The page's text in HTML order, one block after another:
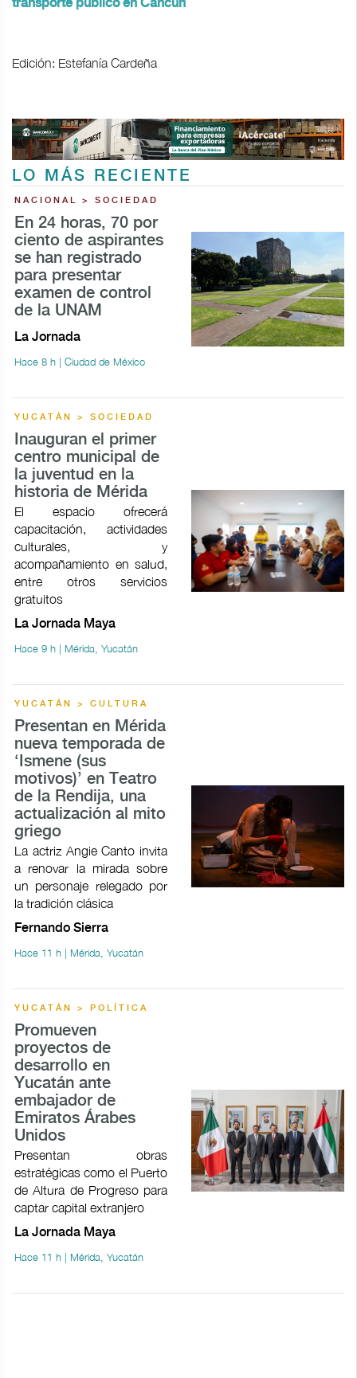
transporte público en Cancún
Edición: Estefanía Cardeña
LO MÁS RECIENTE
NACIONAL > SOCIEDAD
En 24 horas, 70 por
ciento de aspirantes
se han registrado
para presentar
examen de control
de la UNAM
La Jornada
Hace 8 h | Ciudad de México
YUCATÁN > SOCIEDAD
Inauguran el primer
centro municipal de
la juventud en la
historia de Mérida
El espacio ofrecerá
capacitación, actividades
culturales, y
acompañamiento en salud,
entre otros servicios
gratuitos
La Jornada Maya
Hace 9 h | Mérida, Yucatán
YUCATÁN > CULTURA
Presentan en Mérida
nueva temporada de
‘Ismene (sus
motivos)’ en Teatro
de la Rendija, una
actualización al mito
griego
La actriz Angie Canto invita
a renovar la mirada sobre
un personaje relegado por
la tradición clásica
Fernando Sierra
Hace 11 h | Mérida, Yucatán
YUCATÁN > POLÍTICA
Promueven
proyectos de
desarrollo en
Yucatán ante
embajador de
Emiratos Árabes
Unidos
Presentan obras
estratégicas como el Puerto
de Altura de Progreso para
captar capital extranjero
La Jornada Maya
Hace 11 h | Mérida, Yucatán